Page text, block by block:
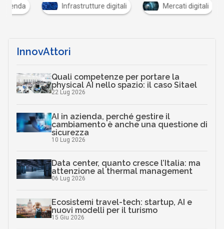
Infrastrutture digitali Mercati digitali
InnovAttori
Quali competenze per portare la
physical AI nello spazio: il caso Sitael
22 Lug 2026
AI in azienda, perché gestire il
cambiamento è anche una questione di
sicurezza
10 Lug 2026
Data center, quanto cresce l’Italia: ma
attenzione al thermal management
06 Lug 2026
Ecosistemi travel-tech: startup, AI e
nuovi modelli per il turismo
15 Giu 2026